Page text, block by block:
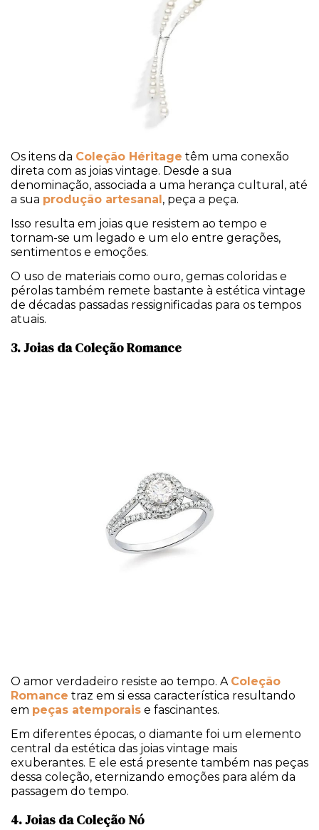
Os itens da Coleção Héritage têm uma conexão
direta com as joias vintage. Desde a sua
denominação, associada a uma herança cultural, até
a sua produção artesanal, peça a peça.
Isso resulta em joias que resistem ao tempo e
tornam-se um legado e um elo entre gerações,
sentimentos e emoções.
O uso de materiais como ouro, gemas coloridas e
pérolas também remete bastante à estética vintage
de décadas passadas ressignificadas para os tempos
atuais.
3. Joias da Coleção Romance
O amor verdadeiro resiste ao tempo. A Coleção
Romance traz em si essa característica resultando
em peças atemporais e fascinantes.
Em diferentes épocas, o diamante foi um elemento
central da estética das joias vintage mais
exuberantes. E ele está presente também nas peças
dessa coleção, eternizando emoções para além da
passagem do tempo.
4. Joias da Coleção Nó